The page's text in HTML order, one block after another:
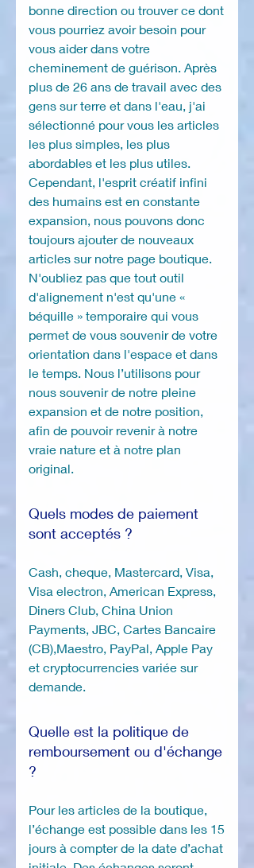
bonne direction ou trouver ce dont
vous pourriez avoir besoin pour
vous aider dans votre
cheminement de guérison. Après
plus de 26 ans de travail avec des
gens sur terre et dans l'eau, j'ai
sélectionné pour vous les articles
les plus simples, les plus
abordables et les plus utiles.
Cependant, l'esprit créatif infini
des humains est en constante
expansion, nous pouvons donc
toujours ajouter de nouveaux
articles sur notre page boutique.
N'oubliez pas que tout outil
d'alignement n'est qu'une «
béquille » temporaire qui vous
permet de vous souvenir de votre
orientation dans l'espace et dans
le temps. Nous l’utilisons pour
nous souvenir de notre pleine
expansion et de notre position,
afin de pouvoir revenir à notre
vraie nature et à notre plan
original.
Quels modes de paiement
sont acceptés ?
Cash, cheque, Mastercard, Visa,
Visa electron, American Express,
Diners Club, China Union
Payments, JBC, Cartes Bancaire
(CB),Maestro, PayPal, Apple Pay
et cryptocurrencies variée sur
demande.
Quelle est la politique de
remboursement ou d'échange
?
Pour les articles de la boutique,
l’échange est possible dans les 15
jours à compter de la date d’achat